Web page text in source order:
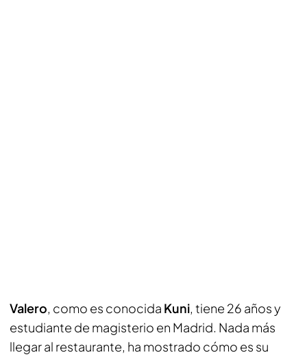
Valero, como es conocida Kuni, tiene 26 años y
estudiante de magisterio en Madrid. Nada más
llegar al restaurante, ha mostrado cómo es su